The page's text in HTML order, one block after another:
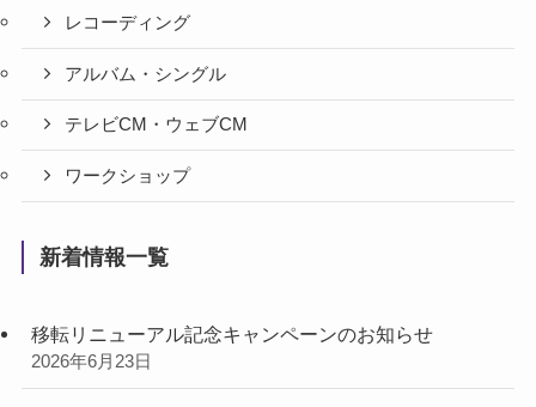
レコーディング
アルバム・シングル
テレビCM・ウェブCM
ワークショップ
新着情報一覧
移転リニューアル記念キャンペーンのお知らせ
2026年6月23日